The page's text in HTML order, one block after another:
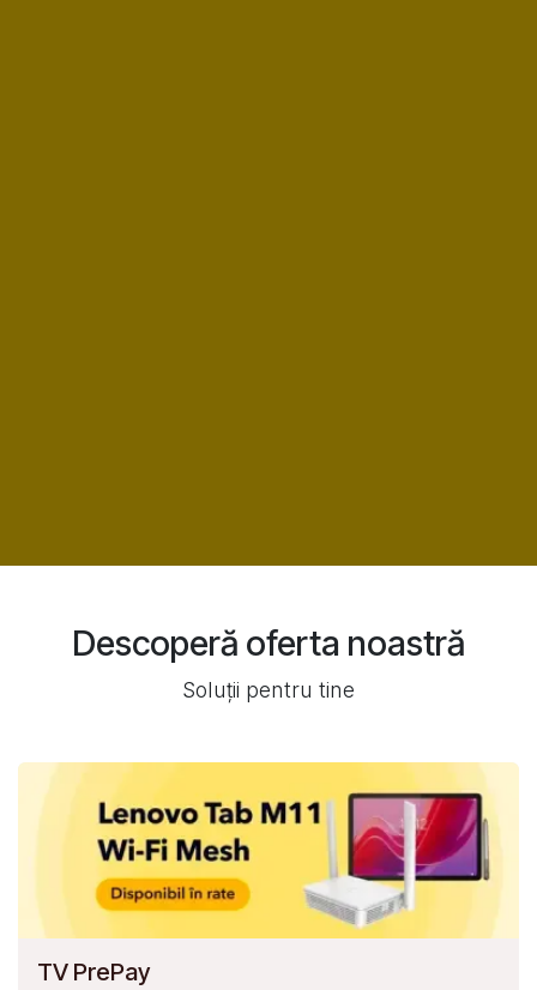
Descoperă oferta noastră
Soluții pentru tine
TV PrePay